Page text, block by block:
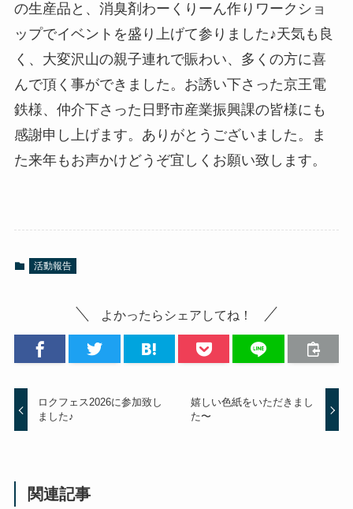
の生産品と、消臭剤わーくりーん作りワークショ
ップでイベントを盛り上げて参りました♪天気も良
く、大変沢山の親子連れで賑わい、多くの方に喜
んで頂く事ができました。お誘い下さった京王電
鉄様、仲介下さった日野市産業振興課の皆様にも
感謝申し上げます。ありがとうございました。ま
た来年もお声かけどうぞ宜しくお願い致します。
活動報告
よかったらシェアしてね！
ロクフェス2026に参加致し
ました♪
嬉しい色紙をいただきまし
た〜
関連記事